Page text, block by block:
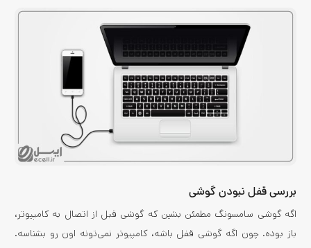
بررسی قفل نبودن گوشی
اگه گوشی سامسونگ مطمئن بشین که گوشی قبل از اتصال به کامپیوتر،
باز بوده. چون اگه گوشی قفل باشه، کامپیوتر نمی‌تونه اون رو بشناسه.